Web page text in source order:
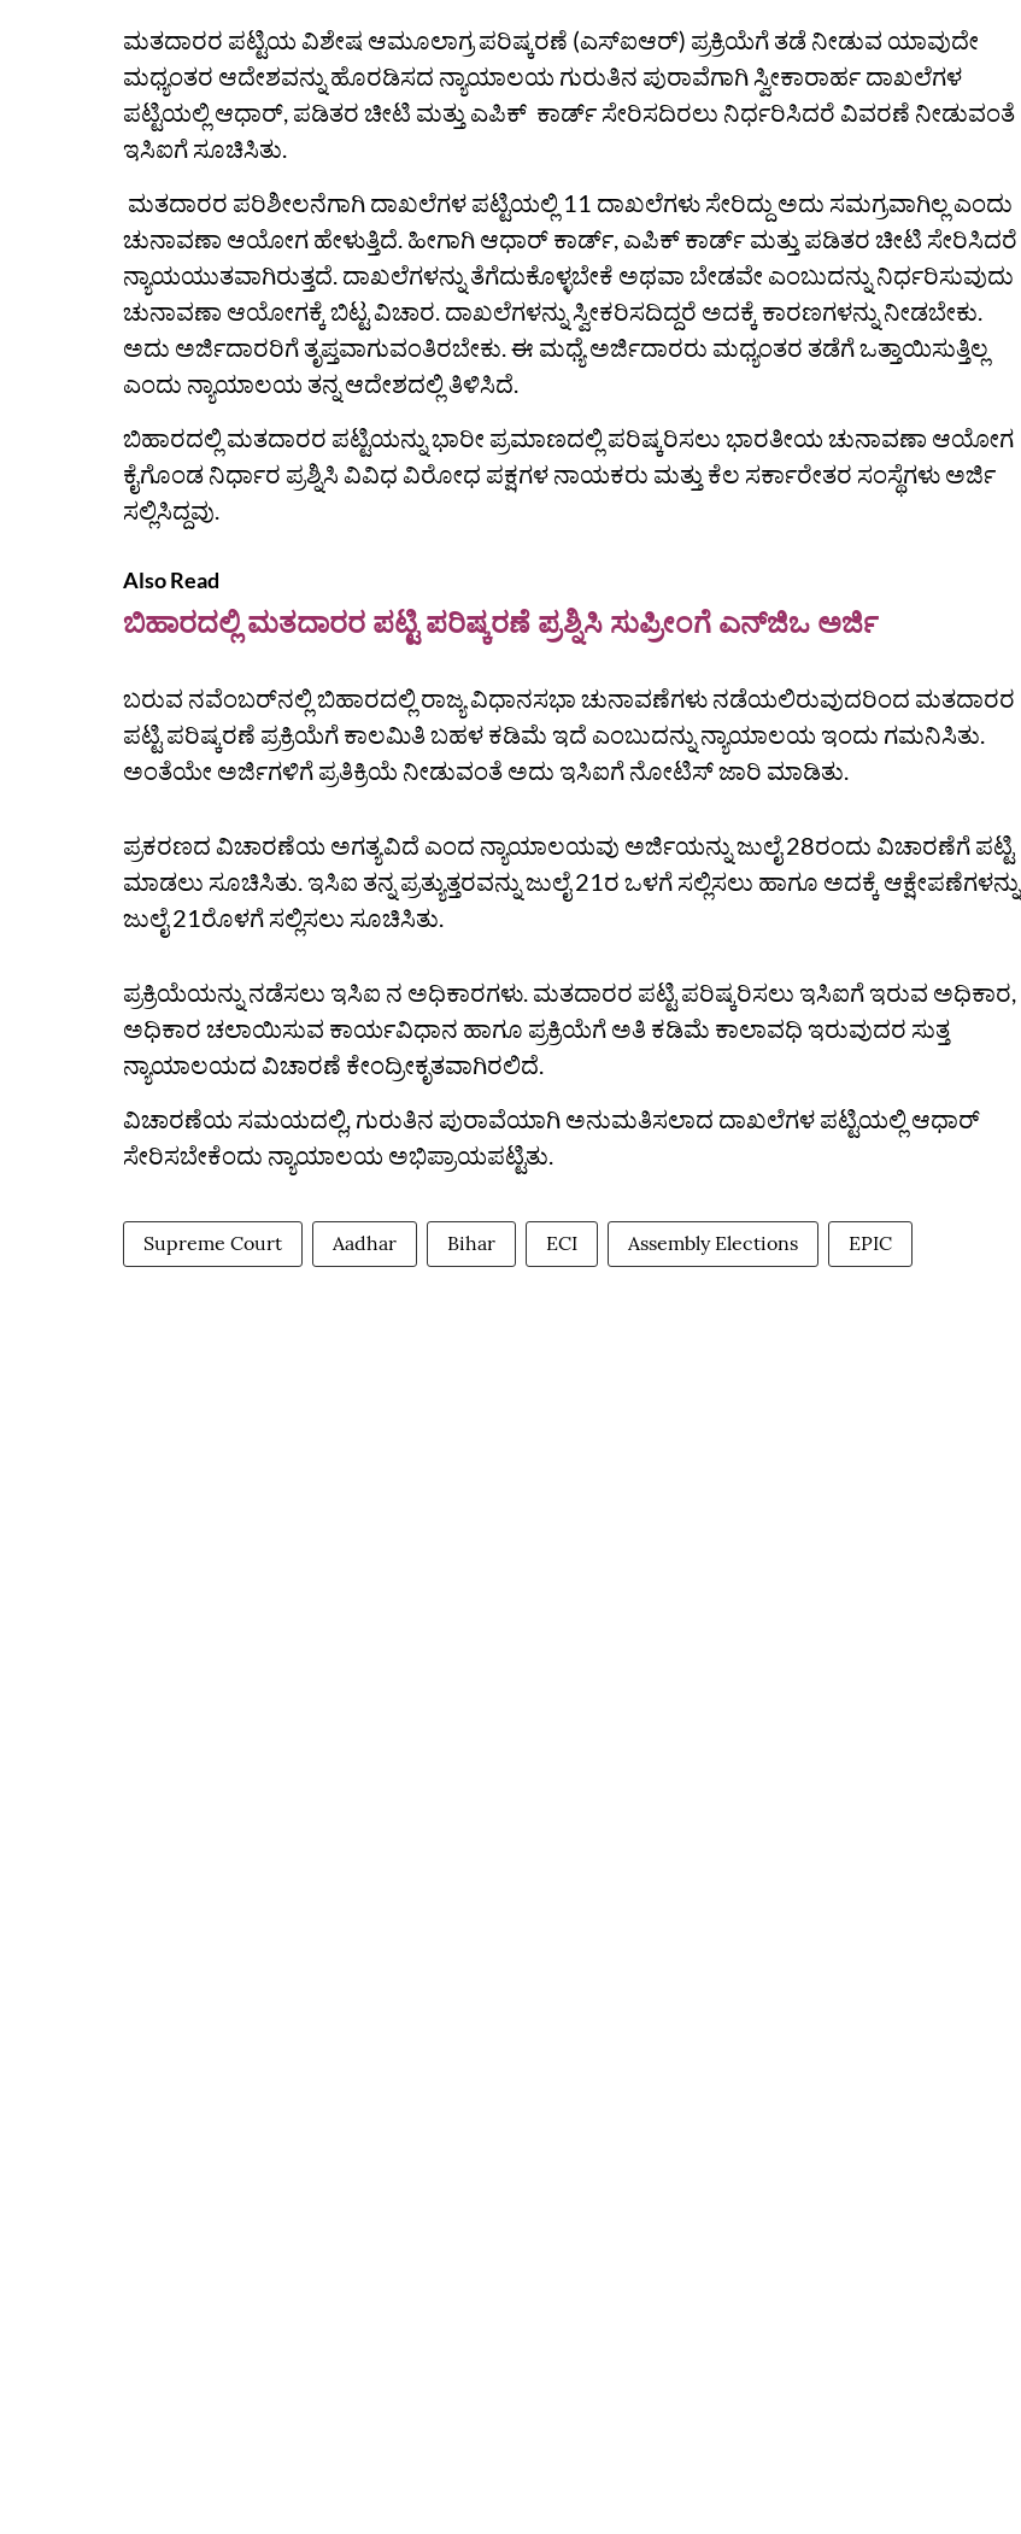
ಮತದಾರರ ಪಟ್ಟಿಯ ವಿಶೇಷ ಆಮೂಲಾಗ್ರ ಪರಿಷ್ಕರಣೆ (ಎಸ್‌ಐಆರ್‌) ಪ್ರಕ್ರಿಯೆಗೆ ತಡೆ ನೀಡುವ ಯಾವುದೇ
ಮಧ್ಯಂತರ ಆದೇಶವನ್ನು ಹೊರಡಿಸದ ನ್ಯಾಯಾಲಯ ಗುರುತಿನ ಪುರಾವೆಗಾಗಿ ಸ್ವೀಕಾರಾರ್ಹ ದಾಖಲೆಗಳ
ಪಟ್ಟಿಯಲ್ಲಿ ಆಧಾರ್, ಪಡಿತರ ಚೀಟಿ ಮತ್ತು ಎಪಿಕ್ ಕಾರ್ಡ್ ಸೇರಿಸದಿರಲು ನಿರ್ಧರಿಸಿದರೆ ವಿವರಣೆ ನೀಡುವಂತೆ
ಇಸಿಐಗೆ ಸೂಚಿಸಿತು.
ಮತದಾರರ ಪರಿಶೀಲನೆಗಾಗಿ ದಾಖಲೆಗಳ ಪಟ್ಟಿಯಲ್ಲಿ 11 ದಾಖಲೆಗಳು ಸೇರಿದ್ದು ಅದು ಸಮಗ್ರವಾಗಿಲ್ಲ ಎಂದು
ಚುನಾವಣಾ ಆಯೋಗ ಹೇಳುತ್ತಿದೆ. ಹೀಗಾಗಿ ಆಧಾರ್ ಕಾರ್ಡ್, ಎಪಿಕ್ ಕಾರ್ಡ್ ಮತ್ತು ಪಡಿತರ ಚೀಟಿ ಸೇರಿಸಿದರೆ
ನ್ಯಾಯಯುತವಾಗಿರುತ್ತದೆ. ದಾಖಲೆಗಳನ್ನು ತೆಗೆದುಕೊಳ್ಳಬೇಕೆ ಅಥವಾ ಬೇಡವೇ ಎಂಬುದನ್ನು ನಿರ್ಧರಿಸುವುದು
ಚುನಾವಣಾ ಆಯೋಗಕ್ಕೆ ಬಿಟ್ಟ ವಿಚಾರ. ದಾಖಲೆಗಳನ್ನು ಸ್ವೀಕರಿಸದಿದ್ದರೆ ಅದಕ್ಕೆ ಕಾರಣಗಳನ್ನು ನೀಡಬೇಕು.
ಅದು ಅರ್ಜಿದಾರರಿಗೆ ತೃಪ್ತವಾಗುವಂತಿರಬೇಕು. ಈ ಮಧ್ಯೆ ಅರ್ಜಿದಾರರು ಮಧ್ಯಂತರ ತಡೆಗೆ ಒತ್ತಾಯಿಸುತ್ತಿಲ್ಲ
ಎಂದು ನ್ಯಾಯಾಲಯ ತನ್ನ ಆದೇಶದಲ್ಲಿ ತಿಳಿಸಿದೆ.
ಬಿಹಾರದಲ್ಲಿ ಮತದಾರರ ಪಟ್ಟಿಯನ್ನು ಭಾರೀ ಪ್ರಮಾಣದಲ್ಲಿ ಪರಿಷ್ಕರಿಸಲು ಭಾರತೀಯ ಚುನಾವಣಾ ಆಯೋಗ
ಕೈಗೊಂಡ ನಿರ್ಧಾರ ಪ್ರಶ್ನಿಸಿ ವಿವಿಧ ವಿರೋಧ ಪಕ್ಷಗಳ ನಾಯಕರು ಮತ್ತು ಕೆಲ ಸರ್ಕಾರೇತರ ಸಂಸ್ಥೆಗಳು ಅರ್ಜಿ
ಸಲ್ಲಿಸಿದ್ದವು.
Also Read
ಬಿಹಾರದಲ್ಲಿ ಮತದಾರರ ಪಟ್ಟಿ ಪರಿಷ್ಕರಣೆ ಪ್ರಶ್ನಿಸಿ ಸುಪ್ರೀಂಗೆ ಎನ್‌ಜಿಒ ಅರ್ಜಿ
ಬರುವ ನವೆಂಬರ್‌ನಲ್ಲಿ ಬಿಹಾರದಲ್ಲಿ ರಾಜ್ಯ ವಿಧಾನಸಭಾ ಚುನಾವಣೆಗಳು ನಡೆಯಲಿರುವುದರಿಂದ ಮತದಾರರ
ಪಟ್ಟಿ ಪರಿಷ್ಕರಣೆ ಪ್ರಕ್ರಿಯೆಗೆ ಕಾಲಮಿತಿ ಬಹಳ ಕಡಿಮೆ ಇದೆ ಎಂಬುದನ್ನು ನ್ಯಾಯಾಲಯ ಇಂದು ಗಮನಿಸಿತು.
ಅಂತೆಯೇ ಅರ್ಜಿಗಳಿಗೆ ಪ್ರತಿಕ್ರಿಯೆ ನೀಡುವಂತೆ ಅದು ಇಸಿಐಗೆ ನೋಟಿಸ್‌ ಜಾರಿ ಮಾಡಿತು.
ಪ್ರಕರಣದ ವಿಚಾರಣೆಯ ಅಗತ್ಯವಿದೆ ಎಂದ ನ್ಯಾಯಾಲಯವು ಅರ್ಜಿಯನ್ನು ಜುಲೈ 28ರಂದು ವಿಚಾರಣೆಗೆ ಪಟ್ಟಿ
ಮಾಡಲು ಸೂಚಿಸಿತು. ಇಸಿಐ ತನ್ನ ಪ್ರತ್ಯುತ್ತರವನ್ನು ಜುಲೈ 21ರ ಒಳಗೆ ಸಲ್ಲಿಸಲು ಹಾಗೂ ಅದಕ್ಕೆ ಆಕ್ಷೇಪಣೆಗಳನ್ನು
ಜುಲೈ 21ರೊಳಗೆ ಸಲ್ಲಿಸಲು ಸೂಚಿಸಿತು.
ಪ್ರಕ್ರಿಯೆಯನ್ನು ನಡೆಸಲು ಇಸಿಐ ನ ಅಧಿಕಾರಗಳು. ಮತದಾರರ ಪಟ್ಟಿ ಪರಿಷ್ಕರಿಸಲು ಇಸಿಐಗೆ ಇರುವ ಅಧಿಕಾರ,
ಅಧಿಕಾರ ಚಲಾಯಿಸುವ ಕಾರ್ಯವಿಧಾನ ಹಾಗೂ ಪ್ರಕ್ರಿಯೆಗೆ ಅತಿ ಕಡಿಮೆ ಕಾಲಾವಧಿ ಇರುವುದರ ಸುತ್ತ
ನ್ಯಾಯಾಲಯದ ವಿಚಾರಣೆ ಕೇಂದ್ರೀಕೃತವಾಗಿರಲಿದೆ.
ವಿಚಾರಣೆಯ ಸಮಯದಲ್ಲಿ, ಗುರುತಿನ ಪುರಾವೆಯಾಗಿ ಅನುಮತಿಸಲಾದ ದಾಖಲೆಗಳ ಪಟ್ಟಿಯಲ್ಲಿ ಆಧಾರ್
ಸೇರಿಸಬೇಕೆಂದು ನ್ಯಾಯಾಲಯ ಅಭಿಪ್ರಾಯಪಟ್ಟಿತು.
Supreme Court Aadhar Bihar ECI Assembly Elections EPIC